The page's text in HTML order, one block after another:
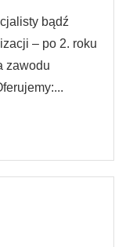
bądź
– po 2. roku
zawodu